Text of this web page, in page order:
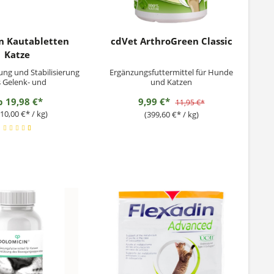
Kautabletten
Katze
und Stabilisierung
Gelenk- und
19,98 €*
€* / kg)
cdVet ArthroGreen Classic
Ergänzungsfuttermittel für Hunde
und Katzen
9,99 €* 11,95 €*
(399,60 €* / kg)